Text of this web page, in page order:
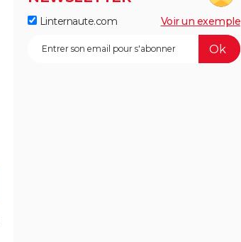
Linternaute.com Voir un exemple